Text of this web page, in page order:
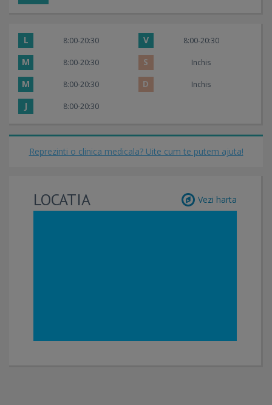
L 8:00-20:30 V 8:00-20:30
M 8:00-20:30 S Inchis
M 8:00-20:30 D Inchis
J 8:00-20:30
Reprezinti o clinica medicala? Uite cum te putem ajuta!
LOCATIA Vezi harta